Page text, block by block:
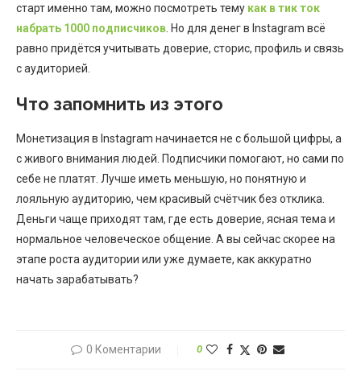
старт именно там, можно посмотреть тему как в тик ток
набрать 1000 подписчиков . Но для денег в Instagram всё
равно придётся учитывать доверие, сторис, профиль и связь
с аудиторией.
Что запомнить из этого
Монетизация в Instagram начинается не с большой цифры, а
с живого внимания людей. Подписчики помогают, но сами по
себе не платят. Лучше иметь меньшую, но понятную и
лояльную аудиторию, чем красивый счётчик без отклика.
Деньги чаще приходят там, где есть доверие, ясная тема и
нормальное человеческое общение. А вы сейчас скорее на
этапе роста аудитории или уже думаете, как аккуратно
начать зарабатывать?
0 Коментарии 0